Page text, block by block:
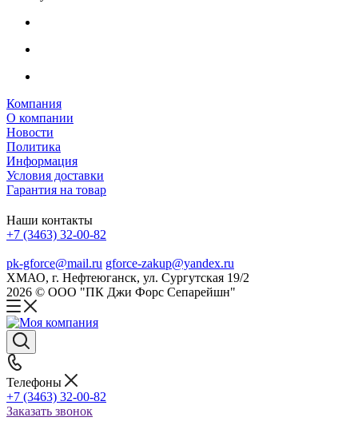
Компания
О компании
Новости
Политика
Информация
Условия доставки
Гарантия на товар
Наши контакты
+7 (3463) 32-00-82
pk-gforce@mail.ru gforce-zakup@yandex.ru
ХМАО, г. Нефтеюганск, ул. Сургутская 19/2
2026 © ООО "ПК Джи Форс Сепарейшн"
Телефоны
+7 (3463) 32-00-82
Заказать звонок